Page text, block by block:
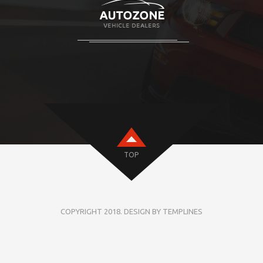
TOP
COPYRIGHT 2018. DESIGN BY TEMPLINES